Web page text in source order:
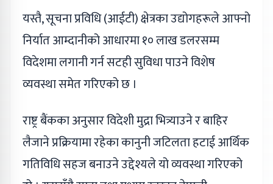
यस्तै, सूचना प्रविधि (आईटी) क्षेत्रका उद्योगहरूले आफ्नो
निर्यात आम्दानीको आधारमा १० लाख डलरसम्म
विदेशमा लगानी गर्न सटही सुविधा पाउने विशेष
व्यवस्था समेत गरिएको छ ।
राष्ट्र बैंकका अनुसार विदेशी मुद्रा भित्र्याउने र बाहिर
लैजाने प्रक्रियामा रहेका कानुनी जटिलता हटाई आर्थिक
गतिविधि सहज बनाउने उद्देश्यले यो व्यवस्था गरिएको